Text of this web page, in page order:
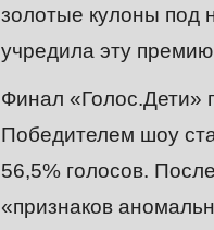
золотые кулоны под
учредила эту
Финал «Голос.Дети»
Победителем шоу
56,5% голосов.
«признаков